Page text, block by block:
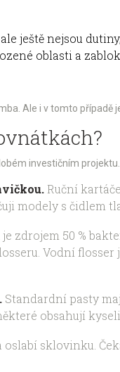
ještě nejsou
oblasti a
Ale i v tomto případě
investičním
Ruční
modely s čidlem
zdrojem 50 %
Vodní
Standardní pasty
obsahují
oslabí sklovinku.